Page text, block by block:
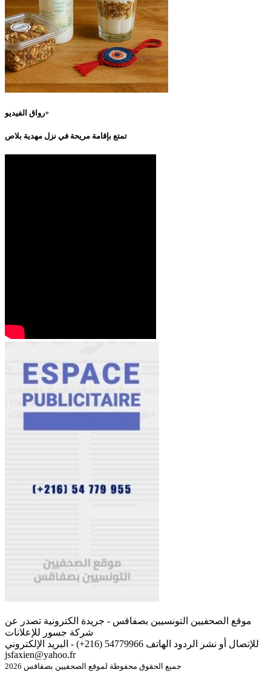
رواق الفيديو+
تمتع بإقامة مريحة في نزل مهدية بلاص
موقع الصحفيين التونسيين بصفاقس - جريدة الكترونية تصدر عن
شركة جسور للإعلانات
للإتصال أو نشر الردود الهاتف 54779966 (216+) - البريد الإلكتروني
jsfaxien@yahoo.fr
جميع الحقوق محفوظة لموقع الصحفيين بصفاقس 2026